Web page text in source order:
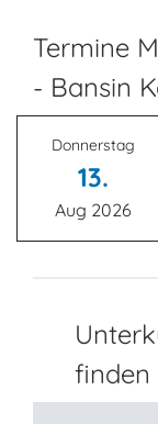
Termine
- Bansin
Donnerstag
13.
Aug 2026
finden